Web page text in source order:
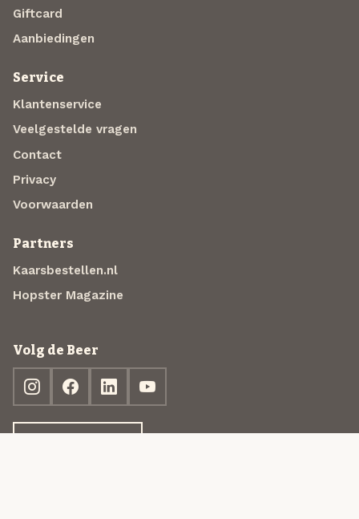
Giftcard
Aanbiedingen
Service
Klantenservice
Veelgestelde vragen
Contact
Privacy
Voorwaarden
Partners
Kaarsbestellen.nl
Hopster Magazine
Volg de Beer